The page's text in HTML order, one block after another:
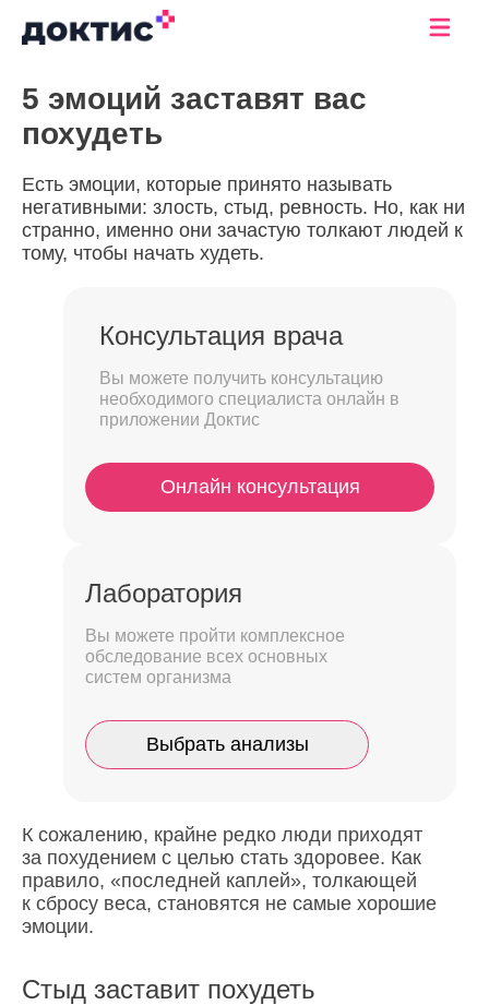
5 эмоций заставят вас
похудеть
Есть эмоции, которые принято называть
негативными: злость, стыд, ревность. Но, как ни
странно, именно они зачастую толкают людей к
тому, чтобы начать худеть.
Консультация врача
Вы можете получить консультацию
необходимого специалиста онлайн в
приложении Доктис
Онлайн консультация
Лаборатория
Вы можете пройти комплексное
обследование всех основных
систем организма
Выбрать анализы
К сожалению, крайне редко люди приходят
за похудением с целью стать здоровее. Как
правило, «последней каплей», толкающей
к сбросу веса, становятся не самые хорошие
эмоции.
Стыд заставит похудеть